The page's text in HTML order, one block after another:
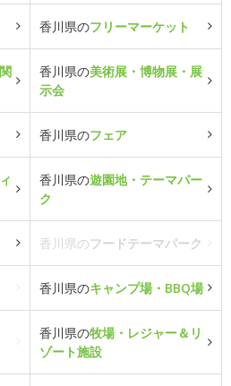
香川県のフリーマーケット
香川県の美術展・博物展・展
示会
香川県のフェア
香川県の遊園地・テーマパー
ク
香川県のフードテーマパーク
香川県のキャンプ場・BBQ場
香川県の牧場・レジャー＆リ
ゾート施設